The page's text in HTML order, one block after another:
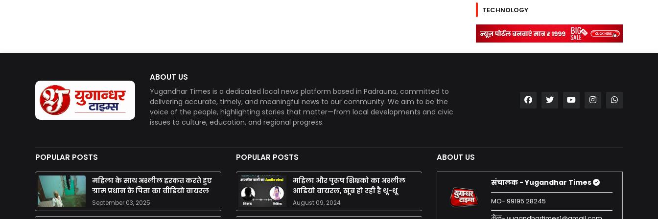
TECHNOLOGY
ABOUT US
Yugandhar Times is a dedicated local news platform based in Padrauna, committed to
delivering accurate, timely, and meaningful news to our community. We aim to be the
voice of the people, highlighting stories that matter—from local developments and civic
issues to culture, education, and regional progress.
POPULAR POSTS
महिला के साथ अश्लील हरकत करते हुए
ग्राम प्रधान के पिता का वीडियो वायरल
September 03, 2025
POPULAR POSTS
महिला और पुरुष शिक्षको का अश्लील
आडियो वायरल, खूब हो रही है थू-थू
August 09, 2024
ABOUT US
संचालक - Yugandhar Times
MO- 99195 28245